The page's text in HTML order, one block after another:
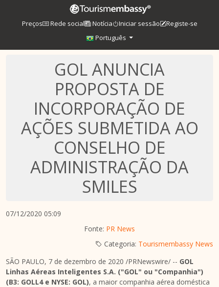
Preços Rede social Notícia Iniciar sessão
Registe-se
Português
GOL ANUNCIA
PROPOSTA DE
INCORPORAÇÃO DE
AÇÕES SUBMETIDA AO
CONSELHO DE
ADMINISTRAÇÃO DA
SMILES
07/12/2020 05:09
Fonte: PR News
Categoria: Tourismembassy News
SÃO PAULO, 7 de dezembro de 2020 /PRNewswire/ -- GOL
Linhas Aéreas Inteligentes S.A. ("GOL" ou "Companhia")
(B3: GOLL4 e NYSE: GOL), a maior companhia aérea doméstica